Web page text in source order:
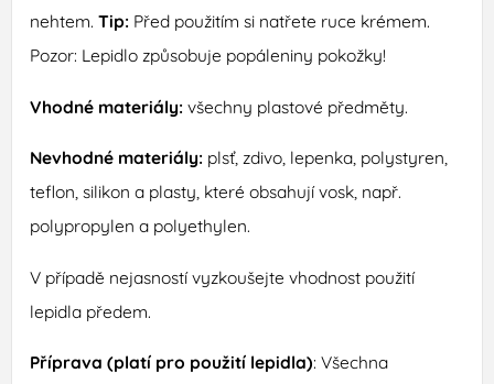
nehtem. Tip: Před použitím si natřete ruce krémem.
Pozor: Lepidlo způsobuje popáleniny pokožky!
Vhodné materiály: všechny plastové předměty.
Nevhodné materiály: plsť, zdivo, lepenka, polystyren,
teflon, silikon a plasty, které obsahují vosk, např.
polypropylen a polyethylen.
V případě nejasností vyzkoušejte vhodnost použití
lepidla předem.
Příprava (platí pro použití lepidla): Všechna